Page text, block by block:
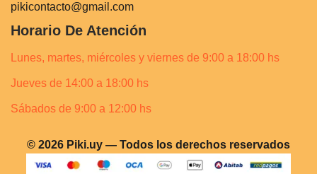
pikicontacto@gmail.com
Horario De Atención
Lunes, martes, miércoles y viernes de 9:00 a 18:00 hs
Jueves de 14:00 a 18:00 hs
Sábados de 9:00 a 12:00 hs
© 2026 Piki.uy — Todos los derechos reservados